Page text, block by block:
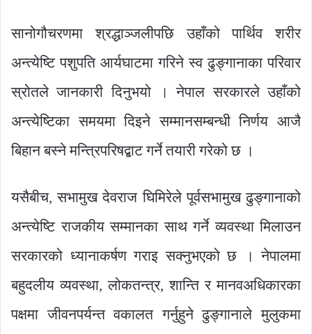
सानोगौचरणमा श्रद्धाञ्जलीपछि उहाँको पार्थिव शरीर
अन्त्येष्टि पशुपति आर्यघाटमा गरिने स्व ढुङ्गानाका परिवार
स्रोतले जानकारी दिनुभयो । नेपाल सरकारले उहाँको
अन्त्येष्टिका समयमा दिइने सम्मानसम्बन्धी निर्णय आजै
बिहान बस्ने मन्त्रिपरिषद्बाट गर्ने तयारी गरेको छ ।
यसैबीच, सभामुख देवराज घिमिरेले पूर्वसभामुख ढुङ्गानाको
अन्त्येष्टि राजकीय सम्मानका साथ गर्ने व्यवस्था मिलाउन
सरकारको ध्यानाकर्षण गराइ सक्नुभएको छ । नेपालमा
बहुदलीय व्यवस्था, लोकतन्त्र, शान्ति र मानवअधिकारका
पक्षमा जीवनपर्यन्त वकालत गर्नुहुने ढुङ्गानाले मुलुकमा